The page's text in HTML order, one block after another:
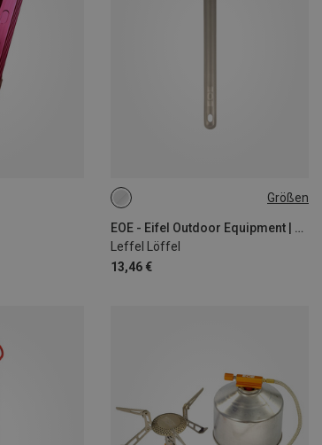
Größen
EOE - Eifel Outdoor Equipment | Campinggeschirr
Leffel Löffel
13,46 €
ONE SIZE